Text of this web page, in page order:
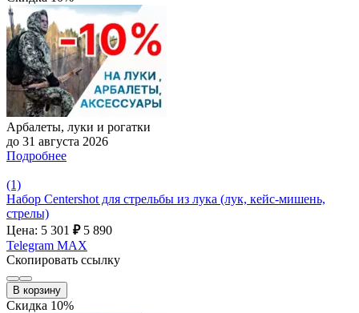
Арбалеты, луки и рогатки
до 31 августа 2026
Подробнее
(1)
Набор Centershot для стрельбы из лука (лук, кейс-мишень,
стрелы)
Цена: 5 301 ₽ 5 890
Telegram MAX
Скопировать ссылку
В корзину
Скидка 10%